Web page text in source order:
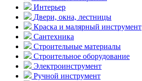
Интерьер
Двери, окна, лестницы
Краска и малярный инструмент
Сантехника
Строительные материалы
Строительное оборудование
Электроинструмент
Ручной инструмент